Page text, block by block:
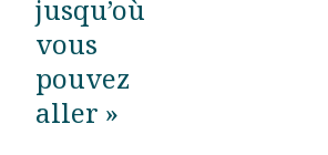
jusqu’où
vous
pouvez
aller »